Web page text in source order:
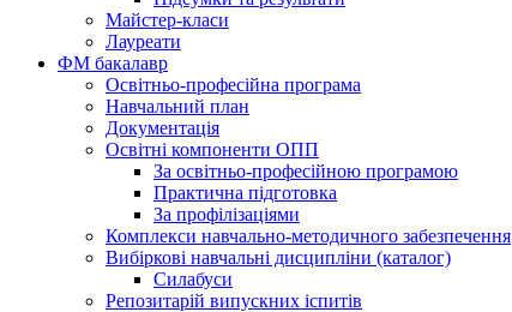
Майстер-класи
Лауреати
ФМ бакалавр
Освітньо-професійна програма
Навчальний план
Документація
Освітні компоненти ОПП
За освітньо-професійною програмою
Практична підготовка
За профілізаціями
Комплекси навчально-методичного забезпечення
Вибіркові навчальні дисципліни (каталог)
Силабуси
Репозитарій випускних іспитів